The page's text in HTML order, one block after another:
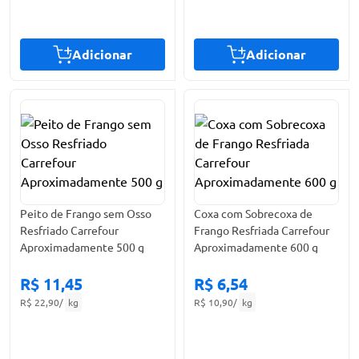
Adicionar Adicionar
Peito de Frango sem Osso
Resfriado Carrefour
Aproximadamente 500 g
R$ 11,45
R$ 22,90/ kg
Coxa com Sobrecoxa de
Frango Resfriada Carrefour
Aproximadamente 600 g
R$ 6,54
R$ 10,90/ kg